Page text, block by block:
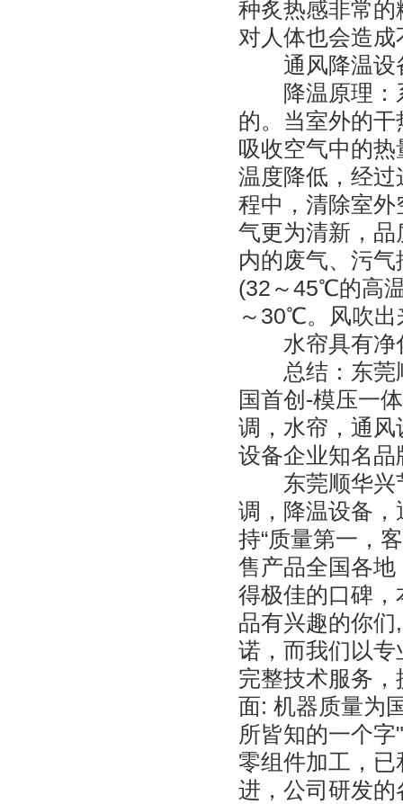
种炙热感非常
对人体也会造
通风降温设
降温原理：
的。当室外的
吸收空气中的
温度降低，经
程中，清除室
气更为清新，
内的废气、污
(32～45℃的高
～30℃。风吹出
水帘具有净化
总结：东莞顺
国首创-模压一
调，水帘，通
设备企业知名品
东莞顺华兴节
调，降温设备
持“质量第一，
售产品全国各
得极佳的口碑
品有兴趣的你
诺，而我们以
完整技术服务
面: 机器质量为
所皆知的一个
零组件加工，
进，公司研发